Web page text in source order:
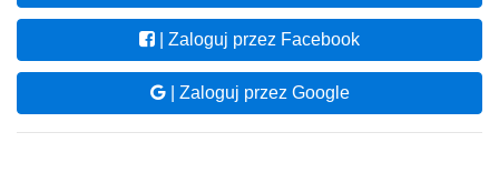
| Zaloguj przez Facebook
| Zaloguj przez Google